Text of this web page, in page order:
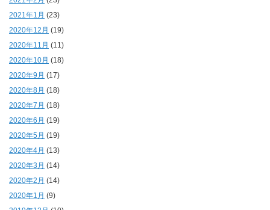
2021年1月 (23)
2020年12月 (19)
2020年11月 (11)
2020年10月 (18)
2020年9月 (17)
2020年8月 (18)
2020年7月 (18)
2020年6月 (19)
2020年5月 (19)
2020年4月 (13)
2020年3月 (14)
2020年2月 (14)
2020年1月 (9)